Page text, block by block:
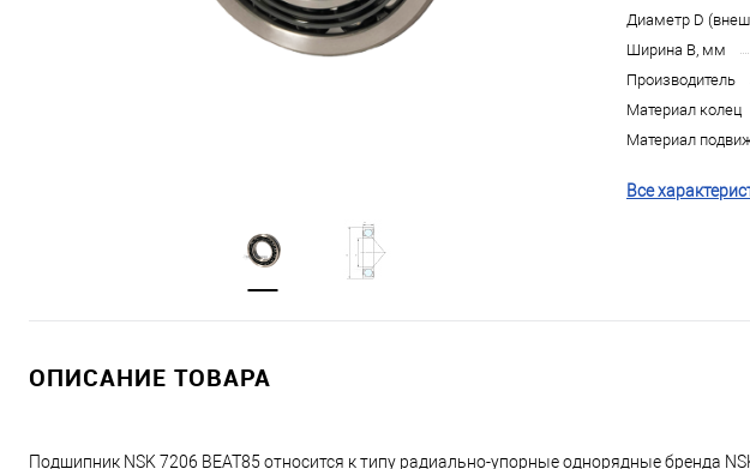
Диаметр D
Ширина B, мм
Производитель
Материал колец
Материал
Все
ОПИСАНИЕ ТОВАРА
Подшипник NSK 7206 BEAT85 относится к типу радиально-упорные однорядные бренда